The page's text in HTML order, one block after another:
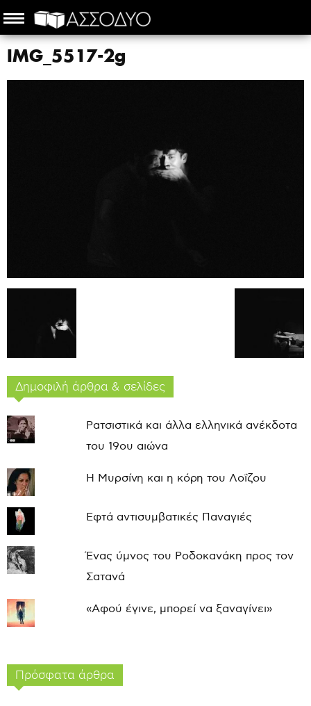
IMG_5517-2g
Δημοφιλή άρθρα & σελίδες
Ρατσιστικά και άλλα ελληνικά ανέκδοτα
του 19ου αιώνα
Η Μυρσίνη και η κόρη του Λοΐζου
Εφτά αντισυμβατικές Παναγιές
Ένας ύμνος του Ροδοκανάκη προς τον
Σατανά
«Αφού έγινε, μπορεί να ξαναγίνει»
Πρόσφατα άρθρα